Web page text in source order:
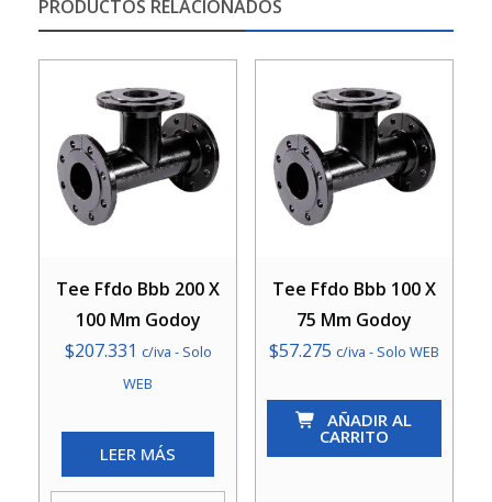
PRODUCTOS RELACIONADOS
Tee Ffdo Bbb 200 X
100 Mm Godoy
$207.331 c/iva - Solo
WEB
LEER MÁS
Tee Ffdo Bbb 100 X
75 Mm Godoy
$57.275 c/iva - Solo WEB
Tee
Ffdo
Bbb
AÑADIR AL
CARRITO